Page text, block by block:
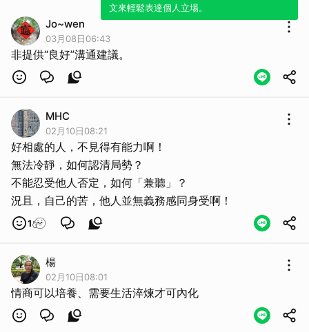
文來輕鬆表達個人立場。
Jo~wen
03月08日06:43
非提供“良好”溝通建議。
MHC
02月10日08:21
好相處的人，不見得有能力啊！
無法冷靜，如何認清局勢？
不能忍受他人否定，如何「兼聽」？
況且，自己的苦，他人並無義務感同身受啊！
1
楊
02月10日08:01
情商可以培養、需要生活淬煉才可內化